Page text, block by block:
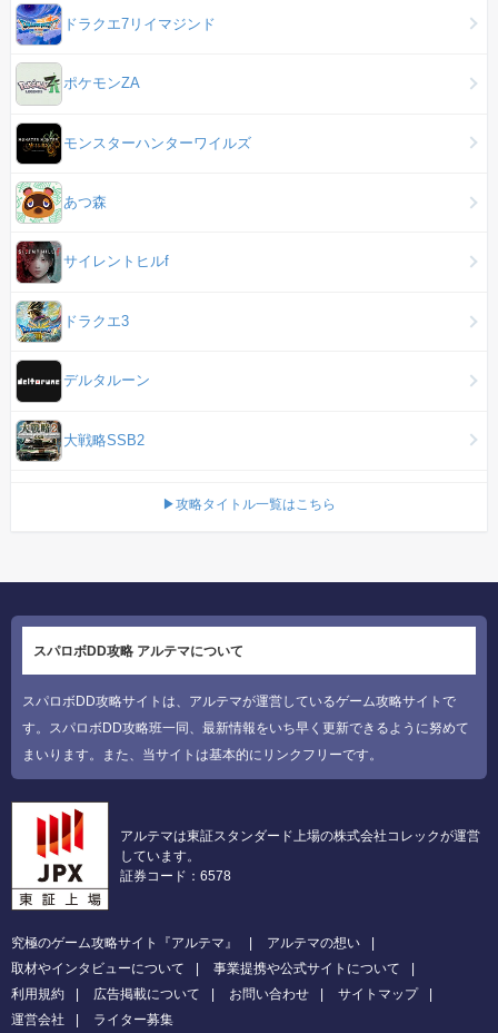
ドラクエ7リイマジンド
ポケモンZA
モンスターハンターワイルズ
あつ森
サイレントヒルf
ドラクエ3
デルタルーン
大戦略SSB2
▶攻略タイトル一覧はこちら
スパロボDD攻略 アルテマについて
スパロボDD攻略サイトは、アルテマが運営しているゲーム攻略サイトで
す。スパロボDD攻略班一同、最新情報をいち早く更新できるように努めて
まいります。また、当サイトは基本的にリンクフリーです。
アルテマは東証スタンダード上場の株式会社コレックが運営
しています。
証券コード：6578
究極のゲーム攻略サイト『アルテマ』
アルテマの想い
取材やインタビューについて
事業提携や公式サイトについて
利用規約
広告掲載について お問い合わせ
サイトマップ
運営会社
ライター募集